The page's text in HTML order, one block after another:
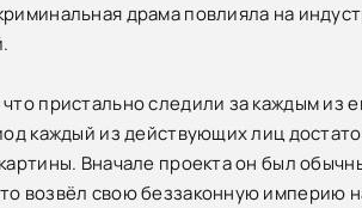
драма повлияла на
пристально следили за каждым из
каждый из действующих лиц
Вначале проекта он был
возвёл свою беззаконную империю